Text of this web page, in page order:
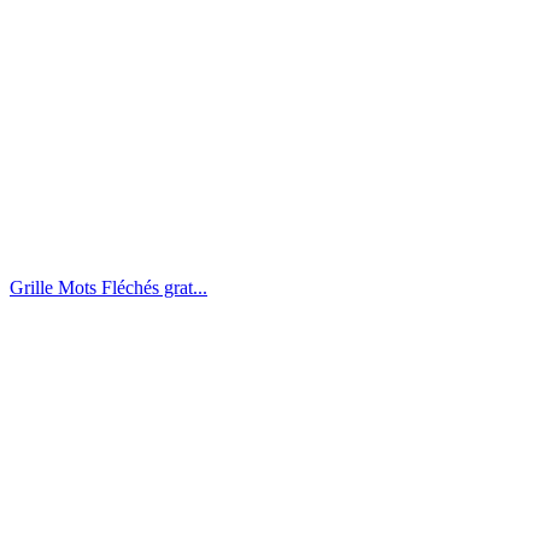
Grille Mots Fléchés grat...